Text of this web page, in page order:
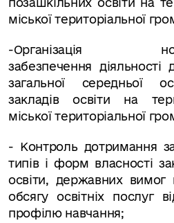
міської територіальної
-Організація
забезпечення діяльності
загальної середньої
закладів освіти на
міської територіальної
- Контроль дотримання
типів і форм власності
освіти, державних вимог
обсягу освітніх послуг
профілю навчання;